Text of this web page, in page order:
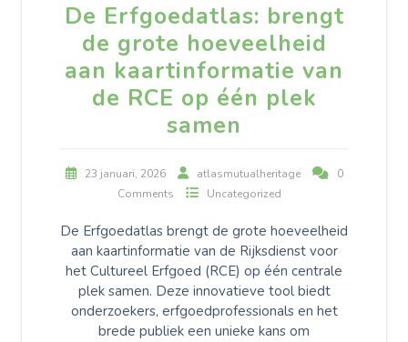
De Erfgoedatlas: brengt
de grote hoeveelheid
aan kaartinformatie van
de RCE op één plek
samen
23 januari, 2026 atlasmutualheritage
0
Comments
Uncategorized
De Erfgoedatlas brengt de grote hoeveelheid
aan kaartinformatie van de Rijksdienst voor
het Cultureel Erfgoed (RCE) op één centrale
plek samen. Deze innovatieve tool biedt
onderzoekers, erfgoedprofessionals en het
brede publiek een unieke kans om